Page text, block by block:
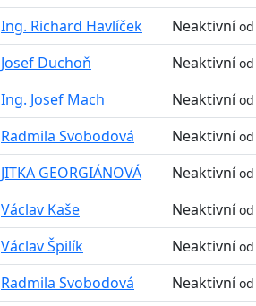
Ing. Richard Havlíček
Neaktivní
Josef Duchoň
Neaktivní
Ing. Josef Mach
Neaktivní
Radmila Svobodová
Neaktivní
JITKA GEORGIÁNOVÁ
Neaktivní
Václav Kaše
Neaktivní
Václav Špilík
Neaktivní
Radmila Svobodová
Neaktivní